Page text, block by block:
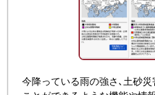
今降っている雨の強さ､土砂